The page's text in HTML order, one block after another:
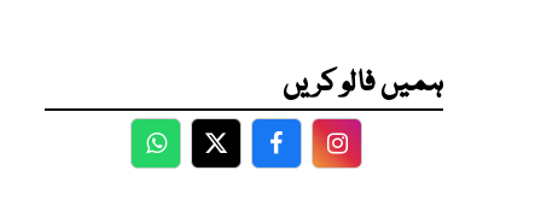
ہمیں فالو کریں
WhatsApp
TwitterFacebookFacebook